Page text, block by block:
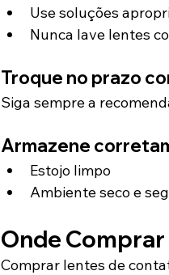
Use soluções
Nunca lave lentes
Troque no prazo
Siga sempre a
Armazene
Estojo limpo
Ambiente seco e
Onde
Comprar lentes de